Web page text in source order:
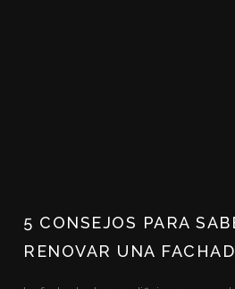
5 CONSEJOS PARA
RENOVAR UNA